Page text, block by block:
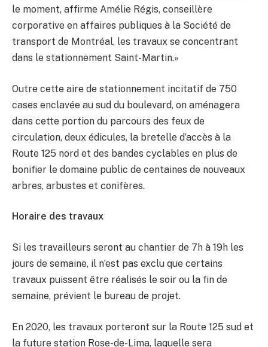
le moment, affirme Amélie Régis, conseillère
corporative en affaires publiques à la Société de
transport de Montréal, les travaux se concentrant
dans le stationnement Saint-Martin.»
Outre cette aire de stationnement incitatif de 750
cases enclavée au sud du boulevard, on aménagera
dans cette portion du parcours des feux de
circulation, deux édicules, la bretelle d’accès à la
Route 125 nord et des bandes cyclables en plus de
bonifier le domaine public de centaines de nouveaux
arbres, arbustes et conifères.
Horaire des travaux
Si les travailleurs seront au chantier de 7h à 19h les
jours de semaine, il n’est pas exclu que certains
travaux puissent être réalisés le soir ou la fin de
semaine, prévient le bureau de projet.
En 2020, les travaux porteront sur la Route 125 sud et
la future station Rose-de-Lima, laquelle sera